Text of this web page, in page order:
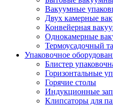
Вакуумные
Двух камерные
Конвейерная
Однокамерные
Термоусадочный
Упаковочное
Блистер
Горизонтальные
Горячие столы
Индукционные
Клипсаторы для